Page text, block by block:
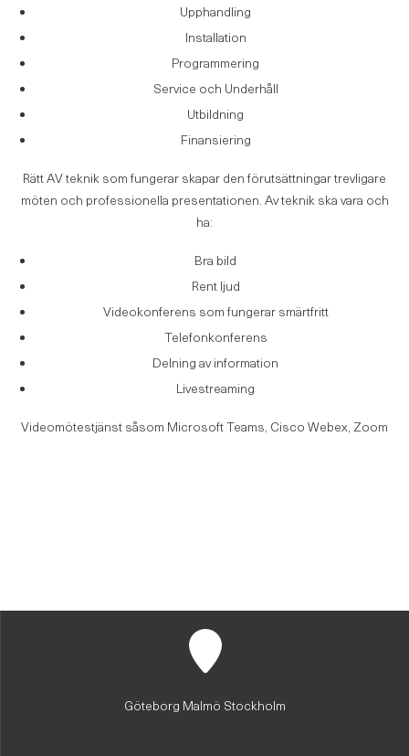
Upphandling
Installation
Programmering
Service och Underhåll
Utbildning
Finansiering
Rätt AV teknik som fungerar skapar den förutsättningar trevligare
möten och professionella presentationen. Av teknik ska vara och
ha:
Bra bild
Rent ljud
Videokonferens som fungerar smärtfritt
Telefonkonferens
Delning av information
Livestreaming
Videomötestjänst såsom Microsoft Teams, Cisco Webex, Zoom
Göteborg Malmö Stockholm